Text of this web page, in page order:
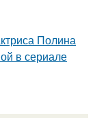
Полина
в сериале